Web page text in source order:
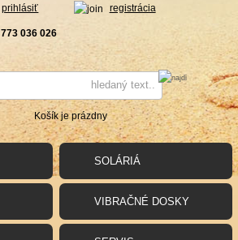
registrácia
prihlásiť
773 036 026
Košík je prázdny
SOLÁRIÁ
VIBRAČNÉ DOSKY